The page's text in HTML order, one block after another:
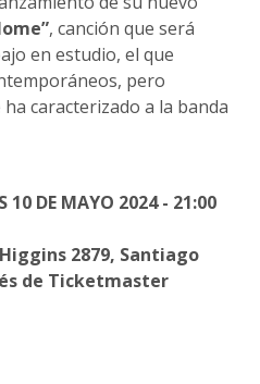
, canción que será
en estudio, el que
pero
caracterizado a la banda
10 DE MAYO 2024 - 21:00
2879, Santiago
de Ticketmaster